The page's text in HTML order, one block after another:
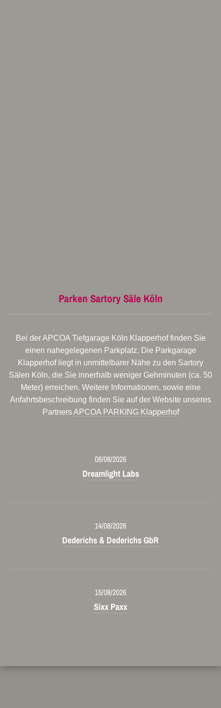
Parken Sartory Säle Köln
Bei der APCOA Tiefgarage Köln Klapperhof finden Sie
einen nahegelegenen Parkplatz. Die Parkgarage
Klapperhof liegt in unmittelbarer Nähe zu den Sartory
Sälen Köln, die Sie innerhalb weniger Gehminuten (ca. 50
Meter) erreichen. Weitere Informationen, sowie eine
Anfahrtsbeschreibung finden Sie auf der Website unseres
PartnersAPCOA PARKING Klapperhof
08/08/2026
Dreamlight Labs
14/08/2026
Dederichs & Dederichs GbR
15/08/2026
Sixx Paxx